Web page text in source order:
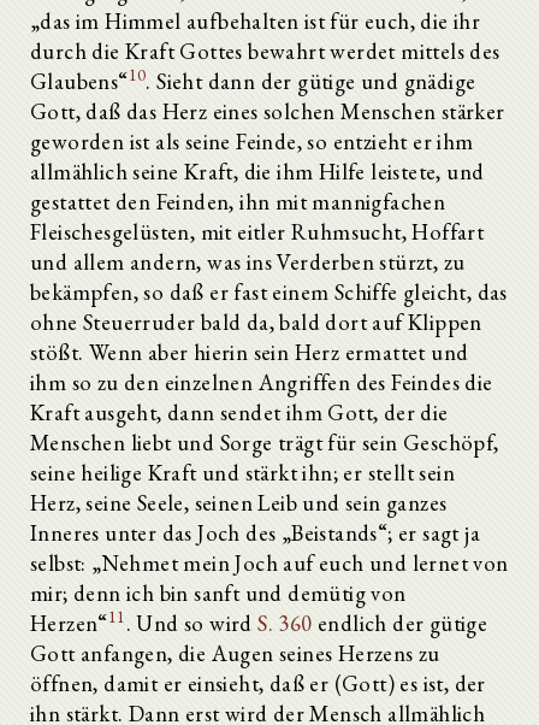
„das im Himmel aufbehalten ist für euch, die ihr
durch die Kraft Gottes bewahrt werdet mittels des
Glaubens“10. Sieht dann der gütige und gnädige
Gott, daß das Herz eines solchen Menschen stärker
geworden ist als seine Feinde, so entzieht er ihm
allmählich seine Kraft, die ihm Hilfe leistete, und
gestattet den Feinden, ihn mit mannigfachen
Fleischesgelüsten, mit eitler Ruhmsucht, Hoffart
und allem andern, was ins Verderben stürzt, zu
bekämpfen, so daß er fast einem Schiffe gleicht, das
ohne Steuerruder bald da, bald dort auf Klippen
stößt. Wenn aber hierin sein Herz ermattet und
ihm so zu den einzelnen Angriffen des Feindes die
Kraft ausgeht, dann sendet ihm Gott, der die
Menschen liebt und Sorge trägt für sein Geschöpf,
seine heilige Kraft und stärkt ihn; er stellt sein
Herz, seine Seele, seinen Leib und sein ganzes
Inneres unter das Joch des „Beistands“; er sagt ja
selbst: „Nehmet mein Joch auf euch und lernet von
mir; denn ich bin sanft und demütig von
Herzen“11. Und so wirdS. 360 endlich der gütige
Gott anfangen, die Augen seines Herzens zu
öffnen, damit er einsieht, daß er (Gott) es ist, der
ihn stärkt. Dann erst wird der Mensch allmählich